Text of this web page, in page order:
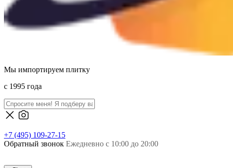
Мы импортируем плитку
c 1995 года
+7 (495) 109-27-15
Обратный звонок Ежедневно с 10:00 до 20:00